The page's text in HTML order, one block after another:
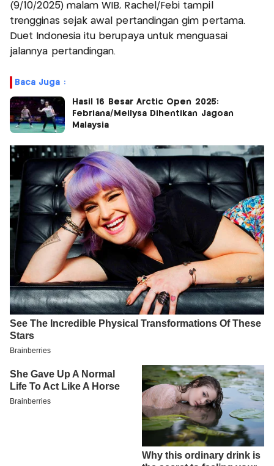
(9/10/2025) malam WIB, Rachel/Febi tampil
trengginas sejak awal pertandingan gim pertama.
Duet Indonesia itu berupaya untuk menguasai
jalannya pertandingan.
Baca Juga :
Hasil 16 Besar Arctic Open 2025:
Febriana/Meilysa Dihentikan Jagoan
Malaysia